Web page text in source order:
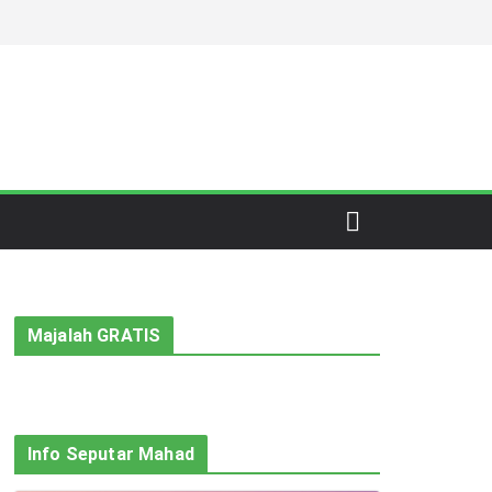
Majalah GRATIS
Info Seputar Mahad